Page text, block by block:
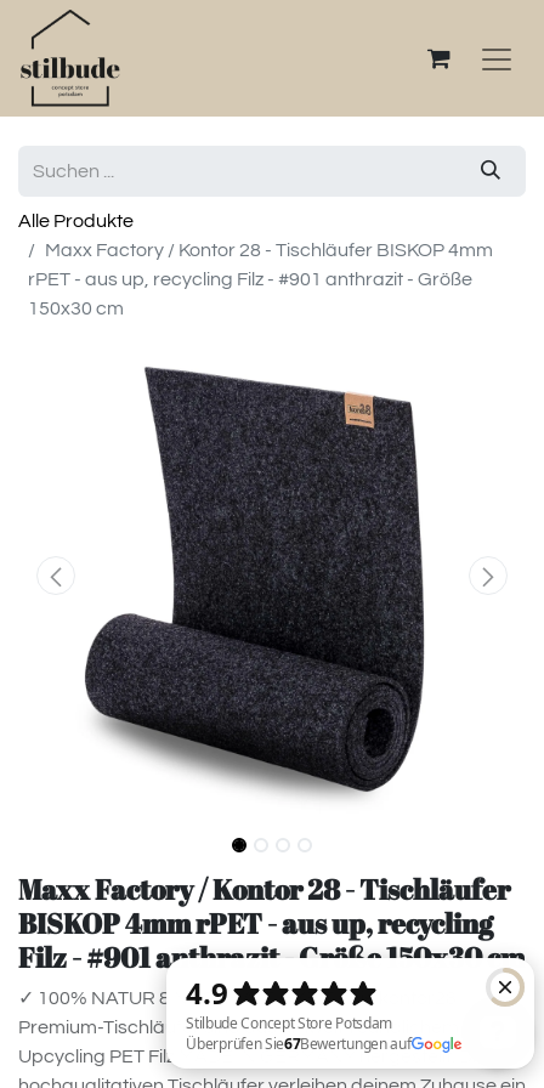
Alle Produkte
Maxx Factory / Kontor 28 - Tischläufer BISKOP 4mm
rPET - aus up, recycling Filz - #901 anthrazit - Größe
150x30 cm
Maxx Factory / Kontor 28 - Tischläufer
BISKOP 4mm rPET - aus up, recycling
Filz - #901 anthrazit - Größe 150x30 cm
✓ 100% NATUR & NACHHALTIGKEIT - die kontor28
Premium-Tischläufer sind aus umweltfreundlichem
Upcycling PET Filz MADE IN GERMANY hergestellt. Die